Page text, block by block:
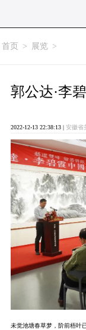
首页 > 展览 >
郭公达·李
2022-12-13 22:38:13 | 安徽省
未觉池塘春草梦，阶前梧叶